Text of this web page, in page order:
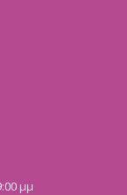
μμ